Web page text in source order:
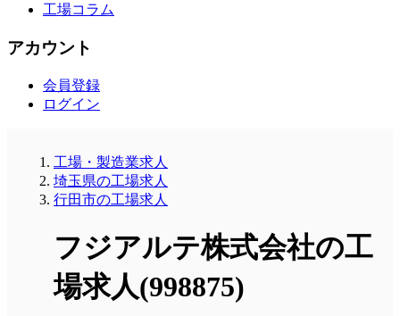
工場コラム
アカウント
会員登録
ログイン
工場・製造業求人
埼玉県の工場求人
行田市の工場求人
フジアルテ株式会社の工
場求人(998875)